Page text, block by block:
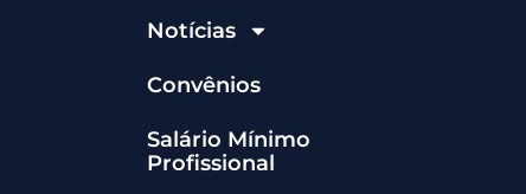
Notícias
Convênios
Salário Mínimo
Profissional